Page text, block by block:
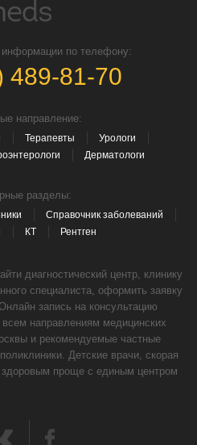
информации по телефону:
489-81-70
направление:
Терапевты
Урологи
Дерматологи
разделы:
Справочник заболеваний
КТ Рентген
диагностический центр, клинику
специалиста, оформить заявку
запись на консультацию
направлениям медицинских
и рекомендуемые частные
Детские врачи, скорая
проще с единым центром